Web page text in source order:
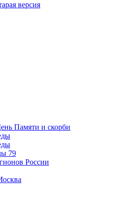
версия
Памяти и скорби
79
России